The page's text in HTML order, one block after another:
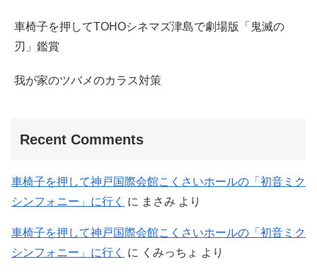
車椅子を押してTOHOシネマズ津島で劇場版「鬼滅の
刃」鑑賞
我が家のツバメのカラス対策
Recent Comments
車椅子を押して神戸国際会館こくさいホールの「初音ミク
シンフォニー」に行く
に まさみ より
車椅子を押して神戸国際会館こくさいホールの「初音ミク
シンフォニー」に行く
に くみっちょ より